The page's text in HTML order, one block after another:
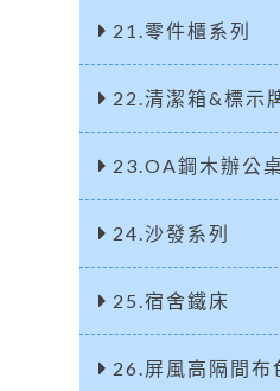
21.零件櫃系列
22.清潔箱&標示
23.OA鋼木辦公
24.沙發系列
25.宿舍鐵床
26.屏風高隔間布